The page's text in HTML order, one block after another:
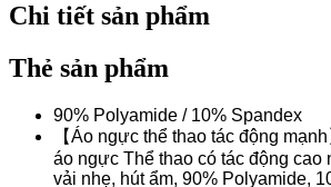
Chi tiết sản phẩm
Thẻ sản phẩm
90% Polyamide / 10% Spandex
【Áo ngực thể thao tác động
áo ngực Thể thao có tác động cao
vải nhẹ, hút ẩm, 90% Polyamide,